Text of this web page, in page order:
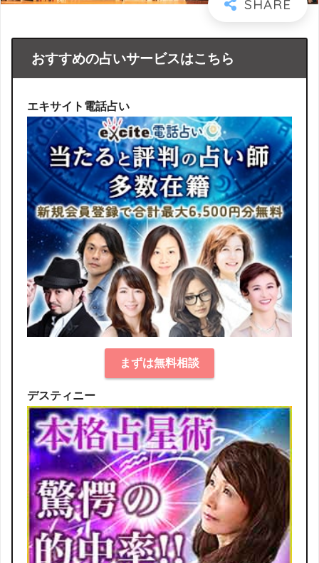
おすすめの占いサービスはこちら
エキサイト電話占い
まずは無料相談
デスティニー